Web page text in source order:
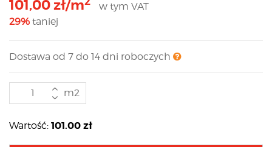
101,00 zł/m
w tym VAT
29% taniej
Dostawa od 7 do 14 dni roboczych
m2
Wartość: 101.00zł